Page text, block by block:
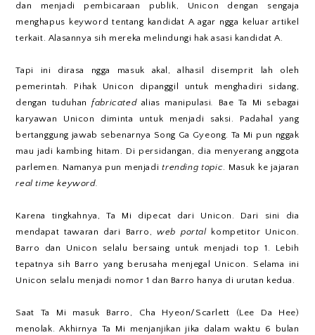
dan menjadi pembicaraan publik, Unicon dengan sengaja
menghapus keyword tentang kandidat A agar ngga keluar artikel
terkait. Alasannya sih mereka melindungi hak asasi kandidat A.
Tapi ini dirasa ngga masuk akal, alhasil disemprit lah oleh
pemerintah. Pihak Unicon dipanggil untuk menghadiri sidang,
dengan tuduhanfabricated alias manipulasi.
Bae Ta Mi sebagai
karyawan Unicon diminta untuk menjadi saksi. Padahal yang
bertanggung jawab sebenarnya Song Ga Gyeong. Ta Mi pun nggak
mau jadi kambing hitam. Di persidangan, dia menyerang anggota
parlemen. Namanya pun menjaditrending topic. Masuk ke jajaran
real time keyword.
Karena tingkahnya, Ta Mi dipecat dari Unicon. Dari sini dia
mendapat tawaran dari Barro,web portal kompetitor Unicon.
Barro dan Unicon selalu bersaing untuk menjadi top 1. Lebih
tepatnya sih Barro yang berusaha menjegal Unicon. Selama ini
Unicon selalu menjadi nomor 1 dan Barro hanya di urutan kedua.
Saat Ta Mi masuk Barro, Cha Hyeon/Scarlett (Lee Da Hee)
menolak. Akhirnya Ta Mi menjanjikan jika dalam waktu 6 bulan